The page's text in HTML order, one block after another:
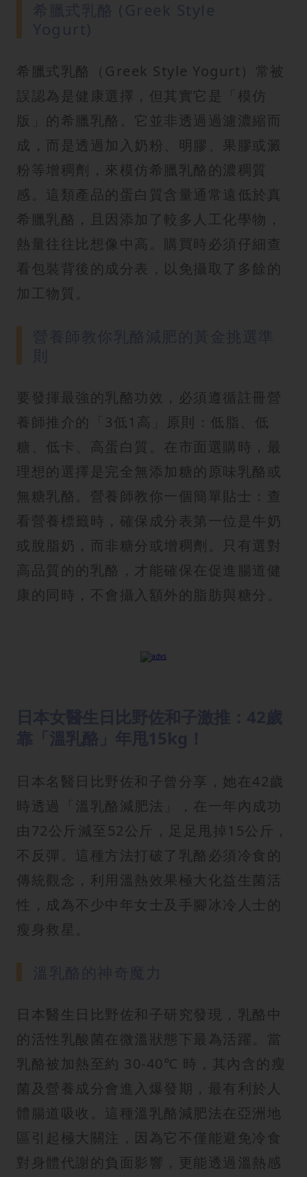
希臘式乳酪（Greek Style Yogurt）常被
誤認為是健康選擇，但其實它是「模仿
版」的希臘乳酪。它並非透過過濾濃縮而
成，而是透過加入奶粉、明膠、果膠或澱
粉等增稠劑，來模仿希臘乳酪的濃稠質
感。這類產品的蛋白質含量通常遠低於真
希臘乳酪，且因添加了較多人工化學物，
熱量往往比想像中高。購買時必須仔細查
看包裝背後的成分表，以免攝取了多餘的
加工物質。
要發揮最強的乳酪功效，必須遵循註冊營
養師推介的「3低1高」原則：低脂、低
糖、低卡、高蛋白質。在市面選購時，最
理想的選擇是完全無添加糖的原味乳酪或
無糖乳酪。營養師教你一個簡單貼士：查
看營養標籤時，確保成分表第一位是牛奶
或脫脂奶，而非糖分或增稠劑。只有選對
高品質的的乳酪，才能確保在促進腸道健
康的同時，不會攝入額外的脂肪與糖分。
日本名醫日比野佐和子曾分享，她在42歲
時透過「溫乳酪減肥法」，在一年內成功
由72公斤減至52公斤，足足甩掉15公斤，
不反彈。這種方法打破了乳酪必須冷食的
傳統觀念，利用溫熱效果極大化益生菌活
性，成為不少中年女士及手腳冰冷人士的
瘦身救星。
日本醫生日比野佐和子研究發現，乳酪中
的活性乳酸菌在微溫狀態下最為活躍。當
乳酪被加熱至約 30-40℃ 時，其內含的瘦
菌及營養成分會進入爆發期，最有利於人
體腸道吸收。這種溫乳酪減肥法在亞洲地
區引起極大關注，因為它不僅能避免冷食
對身體代謝的負面影響，更能透過溫熱感